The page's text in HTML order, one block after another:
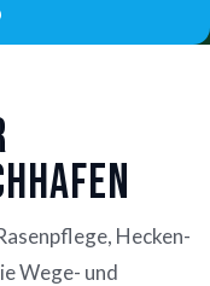
Hecken-
Wege- und